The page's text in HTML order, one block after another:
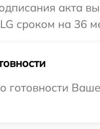
акта
сроком на 36
готовности